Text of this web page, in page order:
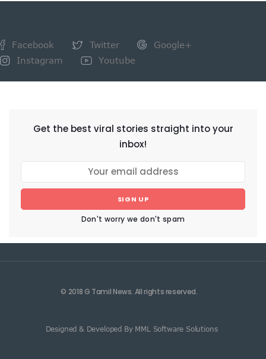
Facebook Twitter
Google+
Instagram
Youtube
Get the best viral stories straight into your
inbox!
SIGN UP
Don't worry we don't spam
© 2018 G Tamil News. All rights reserved.
Designed & Developed By MML Software Solutions